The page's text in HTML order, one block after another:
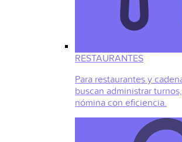
RESTAURANTES
Para restaurantes y
buscan administrar
nómina con eficiencia.